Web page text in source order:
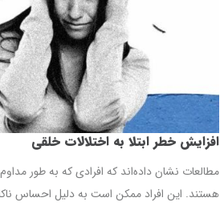
افزایش خطر ابتلا به اختلالات خلقی
مطالعات نشان داده‌اند که افرادی که به طور
هستند. این افراد ممکن است به دلیل احساس